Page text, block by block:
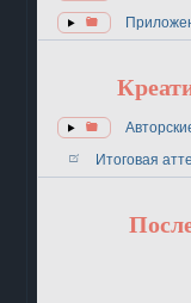
Итоговая